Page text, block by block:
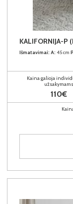
KALIFORNIJA-
Išmatavimai: A: 45cm
Kaina galioja
užsakymams
110€